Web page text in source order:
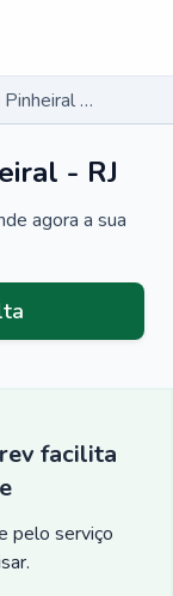
Ginecologista em Pinheiral - RJ
- RJ
agora a sua
facilita
pelo serviço